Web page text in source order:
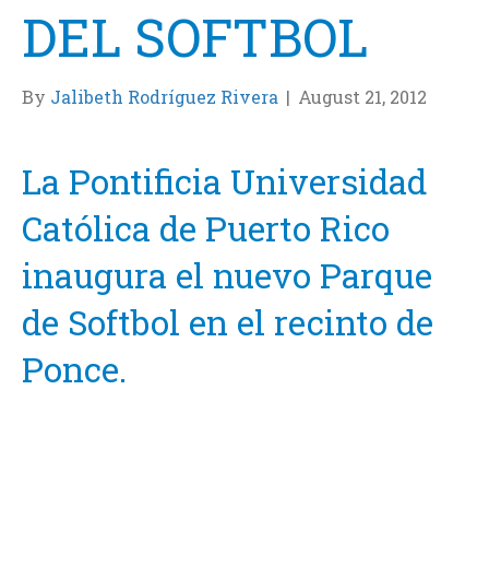
DEL SOFTBOL
By Jalibeth Rodríguez Rivera | August 21, 2012
La Pontificia Universidad
Católica de Puerto Rico
inaugura el nuevo Parque
de Softbol en el recinto de
Ponce.